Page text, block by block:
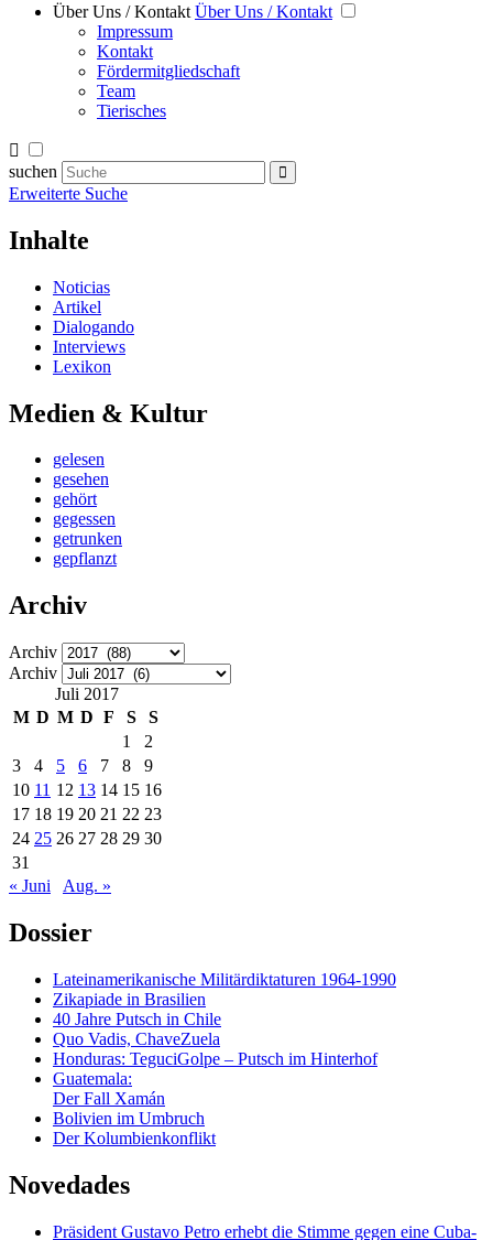
Über Uns / Kontakt Über Uns / Kontakt
Impressum
Kontakt
Fördermitgliedschaft
Team
Tierisches
suchen
Erweiterte Suche
Inhalte
Noticias
Artikel
Dialogando
Interviews
Lexikon
Medien & Kultur
gelesen
gesehen
gehört
gegessen
getrunken
gepflanzt
Archiv
Archiv
Archiv
Juli 2017
M D M D F S
S
1
2
3
4 5 6 7 8
9
10 11 12 13 14 15 16
17 18 19 20 21 22 23
24 25 26 27 28 29 30
31
« Juni
Aug. »
Dossier
Lateinamerikanische Militärdiktaturen 1964-1990
Zikapiade in Brasilien
40 Jahre Putsch in Chile
Quo Vadis, ChaveZuela
Honduras: TeguciGolpe – Putsch im Hinterhof
Guatemala:
Der Fall Xamán
Bolivien im Umbruch
Der Kolumbienkonflikt
Novedades
Präsident Gustavo Petro erhebt die Stimme gegen eine Cuba-